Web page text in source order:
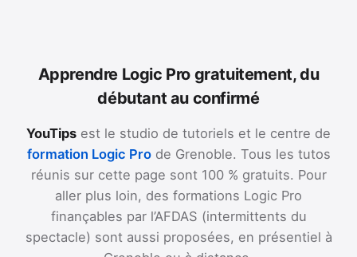
Apprendre Logic Pro gratuitement, du
débutant au confirmé
YouTips est le studio de tutoriels et le centre de
formation Logic Prode Grenoble. Tous les tutos
réunis sur cette page sont 100 % gratuits. Pour
aller plus loin, des formations Logic Pro
finançables par l’AFDAS (intermittents du
spectacle) sont aussi proposées, en présentiel à